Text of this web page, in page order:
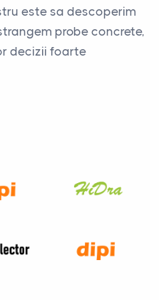
este sa descoperim
probe concrete,
decizii foarte